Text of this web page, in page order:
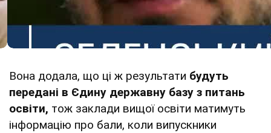
Вона додала, що ці ж результати будуть
передані в Єдину державну базу з питань
освіти, тож заклади вищої освіти матимуть
інформацію про бали, коли випускники